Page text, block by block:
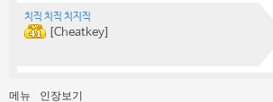
치직 치직 치지직
[Cheatkey]
메뉴 인장보기